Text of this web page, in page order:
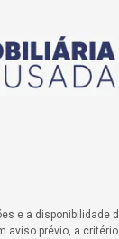
e a disponibilidade
aviso prévio, a